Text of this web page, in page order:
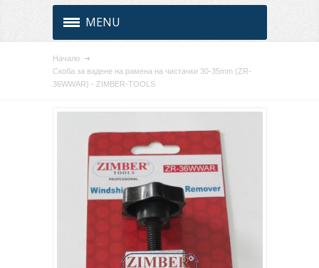
MENU
Начало
Скоба за вадене на рамена на чистачки 30-35mm (ZR-
36WWAR) - ZIMBER-TOOLS